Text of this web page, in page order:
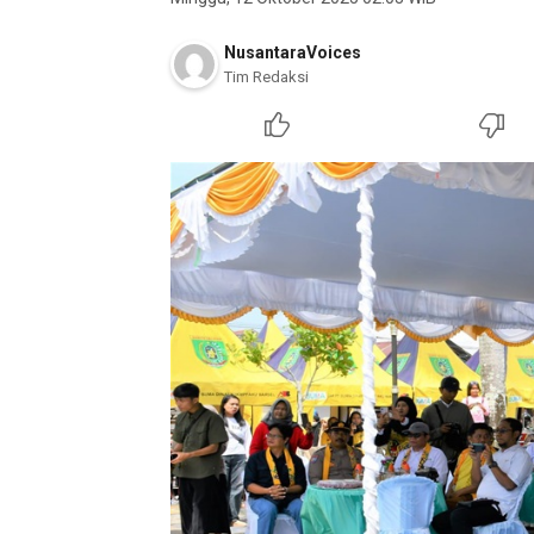
NusantaraVoices
Tim Redaksi